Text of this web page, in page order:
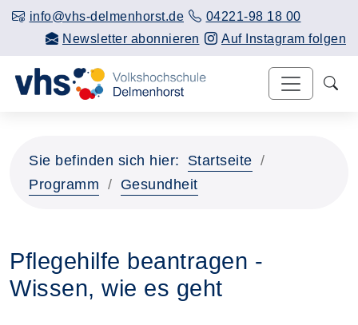
info@vhs-delmenhorst.de
04221-98 18 00
Newsletter abonnieren
Auf Instagram folgen
Sie befinden sich hier:
Startseite
Programm
Gesundheit
Pflegehilfe beantragen -
Wissen, wie es geht